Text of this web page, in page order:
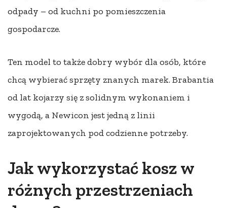
odpady – od kuchni po pomieszczenia
gospodarcze.
Ten model to także dobry wybór dla osób, które
chcą wybierać sprzęty znanych marek. Brabantia
od lat kojarzy się z solidnym wykonaniem i
wygodą, a Newicon jest jedną z linii
zaprojektowanych pod codzienne potrzeby.
Jak wykorzystać kosz w
różnych przestrzeniach